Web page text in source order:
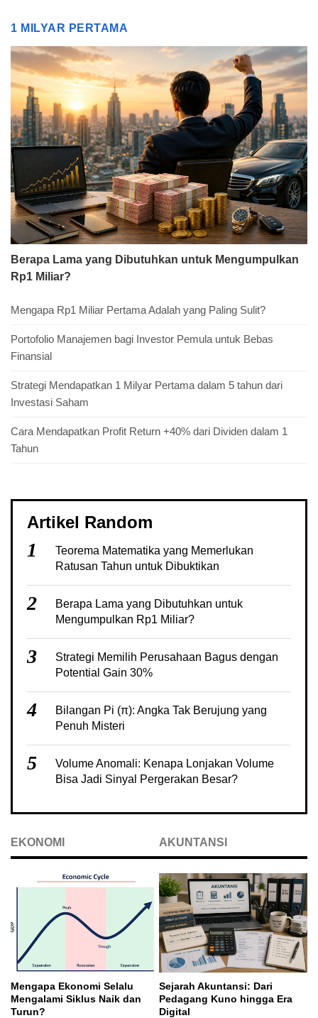
1 MILYAR PERTAMA
Berapa Lama yang Dibutuhkan untuk Mengumpulkan
Rp1 Miliar?
Mengapa Rp1 Miliar Pertama Adalah yang Paling Sulit?
Portofolio Manajemen bagi Investor Pemula untuk Bebas
Finansial
Strategi Mendapatkan 1 Milyar Pertama dalam 5 tahun dari
Investasi Saham
Cara Mendapatkan Profit Return +40% dari Dividen dalam 1
Tahun
Artikel Random
1
Teorema Matematika yang Memerlukan
Ratusan Tahun untuk Dibuktikan
2
Berapa Lama yang Dibutuhkan untuk
Mengumpulkan Rp1 Miliar?
3
Strategi Memilih Perusahaan Bagus dengan
Potential Gain 30%
4
Bilangan Pi (π): Angka Tak Berujung yang
Penuh Misteri
5
Volume Anomali: Kenapa Lonjakan Volume
Bisa Jadi Sinyal Pergerakan Besar?
EKONOMI
Mengapa Ekonomi Selalu
Mengalami Siklus Naik dan
Turun?
AKUNTANSI
Sejarah Akuntansi: Dari
Pedagang Kuno hingga Era
Digital